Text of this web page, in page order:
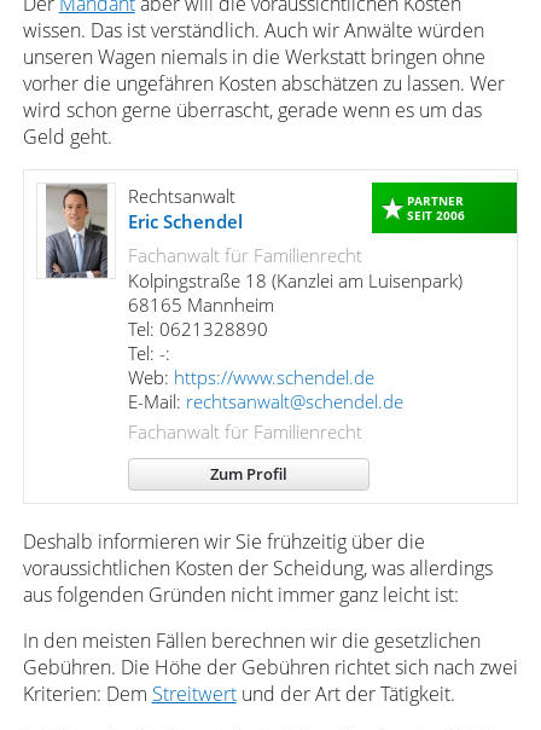
wissen. Das ist verständlich. Auch wir Anwälte würden
unseren Wagen niemals in die Werkstatt bringen ohne
vorher die ungefähren Kosten abschätzen zu lassen. Wer
wird schon gerne überrascht, gerade wenn es um das
Geld geht.
PARTNER
SEIT 2006
Rechtsanwalt
Eric Schendel
Fachanwalt für Familienrecht
Kolpingstraße 18 (Kanzlei am Luisenpark)
68165 Mannheim
Tel: 0621328890
Tel: -:
Web: https://www.schendel.de
E-Mail: rechtsanwalt@schendel.de
Fachanwalt für Familienrecht
Zum Profil
Deshalb informieren wir Sie frühzeitig über die
voraussichtlichen Kosten der Scheidung, was allerdings
aus folgenden Gründen nicht immer ganz leicht ist:
In den meisten Fällen berechnen wir die gesetzlichen
Gebühren. Die Höhe der Gebühren richtet sich nach zwei
Kriterien: Dem Streitwertund der Art der Tätigkeit.